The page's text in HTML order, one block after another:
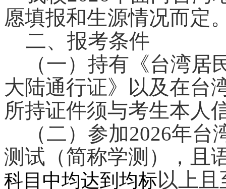
愿填报和生源情况而定
二、报考条件
（一） 持有《台湾居
大陆通行证》以及在台
所持证件须与考生本人
（二） 参加2026年台
测试（简称学测），且
科目中均达到均标以上